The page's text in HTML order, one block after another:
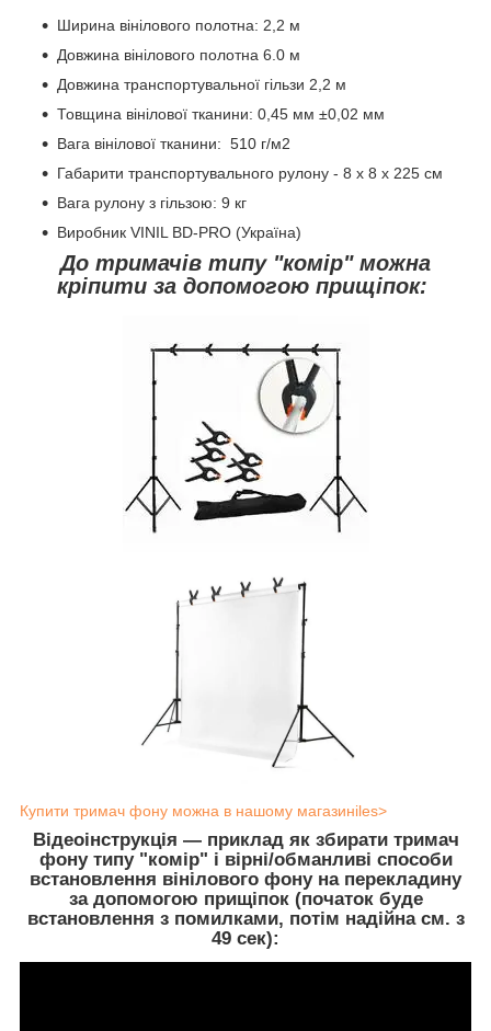
Ширина вінілового полотна: 2,2 м
Довжина вінілового полотна 6.0 м
Довжина транспортувальної гільзи 2,2 м
Товщина вінілової тканини: 0,45 мм ±0,02 мм
Вага вінілової тканини: 510 г/м2
Габарити транспортувального рулону - 8 х 8 х 225 см
Вага рулону з гільзою: 9 кг
Виробник VINIL BD-PRO (Україна)
До тримачів типу "комір" можна
кріпити за допомогою прищіпок:
Купити тримач фону можна в нашому магазиніles>
Відеоінструкція — приклад як збирати тримач
фону типу "комір" і вірні/обманливі способи
встановлення вінілового фону на перекладину
за допомогою прищіпок (початок буде
встановлення з помилками, потім надійна см. з
49 сек):